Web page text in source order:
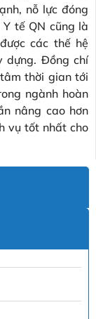
nỗ lực đóng
tế QN cũng là
các thế hệ
dựng. Đồng chí
thời gian tới
ngành hoàn
nâng cao hơn
vụ tốt nhất cho